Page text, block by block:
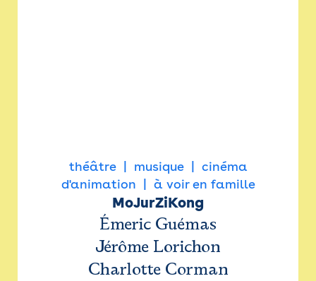
théâtre musique
cinéma
d'animation
à voir en famille
MoJurZiKong
Émeric Guémas
Jérôme Lorichon
Charlotte Corman